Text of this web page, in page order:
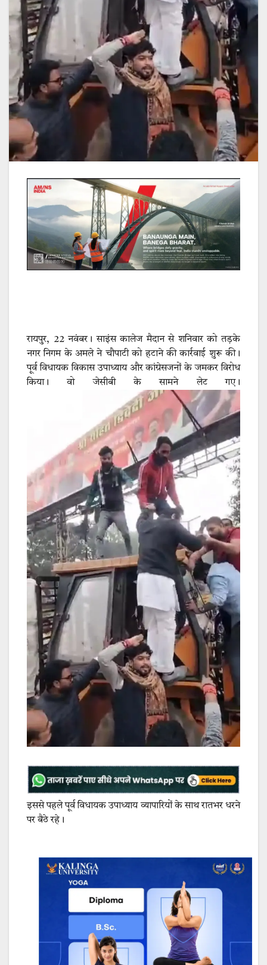
रायपुर, 22 नवंबर। साइंस कालेज मैदान से शनिवार को तड़के
नगर निगम के अमले ने चौपाटी को हटाने की कार्रवाई शुरू की।
पूर्व विधायक विकास उपाध्याय और कांग्रेसजनों के जमकर विरोध
किया। वो जेसीबी के सामने लेट गए।
इससे पहले पूर्व विधायक उपाध्याय व्यापारियों के साथ रातभर धरने
पर बैठे रहे।